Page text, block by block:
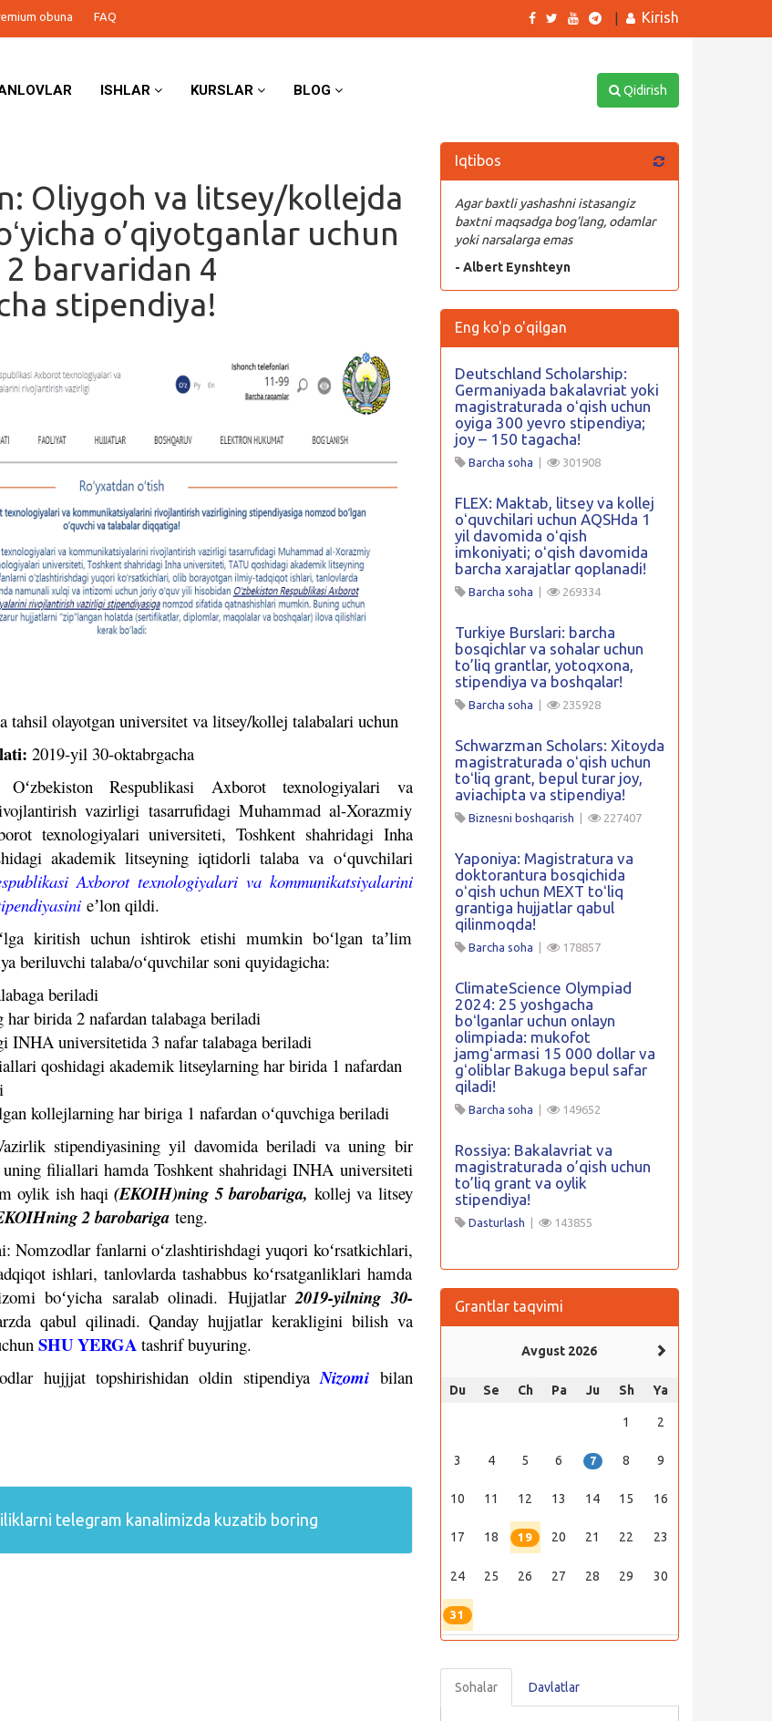
obuna FAQ Kirish
ISHLAR KURSLAR BLOG Qidirish
Oliygoh va litsey/kollejda
o’qiyotganlar uchun
2 barvaridan 4
stipendiya!
tahsil olayotgan universitet va litsey/kollej talabalari uchun
2019-yil 30-oktabrgacha
Oʻzbekiston Respublikasi Axborot texnologiyalari va
vazirligi tasarrufidagi Muhammad al-Xorazmiy
texnologiyalari universiteti, Toshkent shahridagi Inha
akademik litseyning iqtidorli talaba va oʻquvchilari
Axborot texnologiyalari va kommunikatsiyalarini
ni eʼlon qildi.
kiritish uchun ishtirok etishi mumkin boʻlgan taʼlim
beriluvchi talaba/oʻquvchilar soni quyidagicha:
beriladi
birida 2 nafardan talabaga beriladi
INHA universitetida 3 nafar talabaga beriladi
qoshidagi akademik litseylarning har birida 1 nafardan
kollejlarning har biriga 1 nafardan oʻquvchiga beriladi
stipendiyasining yil davomida beriladi va uning bir
filiallari hamda Toshkent shahridagi INHA universiteti
oylik ish haqi(EKOIH)ning 5 barobariga, kollej va litsey
2 barobariga teng.
Nomzodlarfanlarni oʻzlashtirishdagi yuqori koʻrsatkichlari,
ishlari, tanlovlarda tashabbus koʻrsatganliklari hamda
boʻyicha saralab olinadi. Hujjatlar2019-yilning 30-
qabul qilinadi. Qanday hujjatlar kerakligini bilish va
SHU YERGA tashrif buyuring.
hujjjat topshirishidan oldin stipendiyaNizomi bilan
telegram kanalimizda kuzatib boring
Iqtibos
Agar baxtli yashashni istasangiz
baxtni maqsadga bog’lang, odamlar
yoki narsalarga emas
- Albert Eynshteyn
Eng ko'p o'qilgan
Deutschland Scholarship:
Germaniyada bakalavriat yoki
magistraturada oʻqish uchun
oyiga 300 yevro stipendiya;
joy – 150 tagacha!
Barcha soha 301908
FLEX: Maktab, litsey va kollej
oʻquvchilari uchun AQSHda 1
yil davomida oʻqish
imkoniyati; oʻqish davomida
barcha xarajatlar qoplanadi!
Barcha soha 269334
Turkiye Burslari: barcha
bosqichlar va sohalar uchun
to’liq grantlar, yotoqxona,
stipendiya va boshqalar!
Barcha soha 235928
Schwarzman Scholars: Xitoyda
magistraturada oʻqish uchun
toʻliq grant, bepul turar joy,
aviachipta va stipendiya!
Biznesni boshqarish 227407
Yaponiya: Magistratura va
doktorantura bosqichida
oʻqish uchun MEXT toʻliq
grantiga hujjatlar qabul
qilinmoqda!
Barcha soha 178857
ClimateScience Olympiad
2024: 25 yoshgacha
boʻlganlar uchun onlayn
olimpiada: mukofot
jamgʻarmasi 15 000 dollar va
gʻoliblar Bakuga bepul safar
qiladi!
Barcha soha 149652
Rossiya: Bakalavriat va
magistraturada o’qish uchun
to’liq grant va oylik
stipendiya!
Dasturlash 143855
Grantlar taqvimi
Avgust 2026
Du Se Ch Pa Ju Sh Ya
1 2
3 4 5 6 7 8 9
10 11 12 13 14 15 16
17 18 19 20 21 22 23
24 25 26 27 28 29 30
31
Sohalar Davlatlar